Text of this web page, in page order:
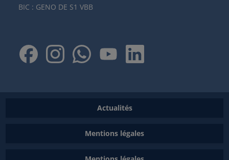
BIC : GENO DE S1 VBB
Actualités
Mentions légales